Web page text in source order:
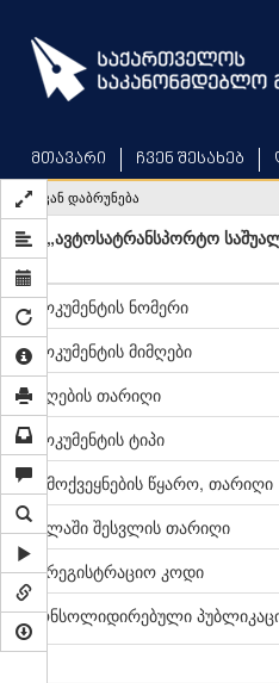
main
content
მთავარი ჩვენ შესახებ
უკან დაბრუნება
„ავტოსატრანსპორტო
დოკუმენტის ნომერი
დოკუმენტის მიმღები
მიღების თარიღი
დოკუმენტის ტიპი
გამოქვეყნების წყარო, თარიღი
ძალაში შესვლის თარიღი
სარეგისტრაციო კოდი
კონსოლიდირებული